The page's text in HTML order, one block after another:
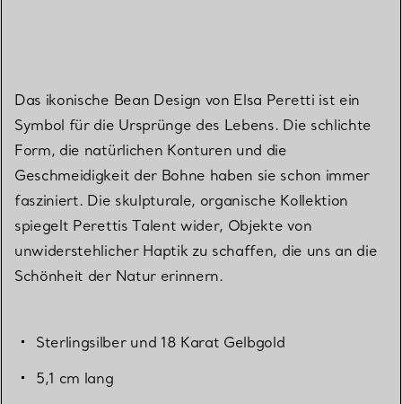
Das ikonische Bean Design von Elsa Peretti ist ein
Symbol für die Ursprünge des Lebens. Die schlichte
Form, die natürlichen Konturen und die
Geschmeidigkeit der Bohne haben sie schon immer
fasziniert. Die skulpturale, organische Kollektion
spiegelt Perettis Talent wider, Objekte von
unwiderstehlicher Haptik zu schaffen, die uns an die
Schönheit der Natur erinnern.
Sterlingsilber und 18 Karat Gelbgold
5,1 cm lang